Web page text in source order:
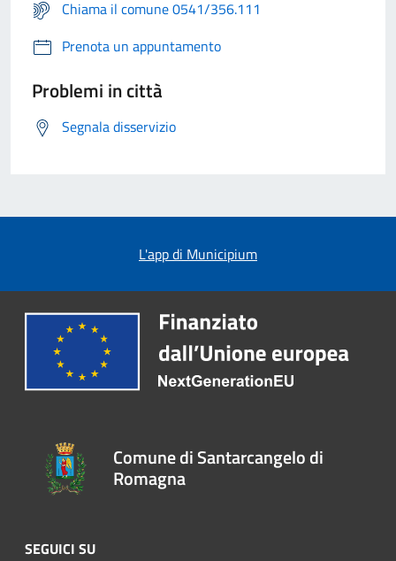
Chiama il comune 0541/356.111
Prenota un appuntamento
Problemi in città
Segnala disservizio
L'app di Municipium
Comune di Santarcangelo di
Romagna
SEGUICI SU